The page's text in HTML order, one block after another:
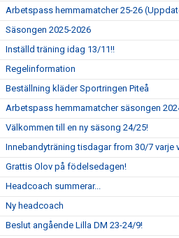
Arbetspass hemmamatcher 25-26
Säsongen 2025-2026
Inställd träning idag 13/11!!
Regelinformation
Beställning kläder Sportringen Piteå
Arbetspass hemmamatcher säsongen
Välkommen till en ny säsong 24/25!
Innebandyträning tisdagar from 30/7 varje
Grattis Olov på födelsedagen!
Headcoach summerar...
Ny headcoach
Beslut angående Lilla DM 23-24/9!